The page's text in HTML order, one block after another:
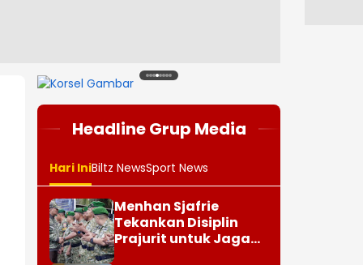
12345678
Headline Grup Media
Hari IniBiltz NewsSport News
Menhan Sjafrie
Tekankan Disiplin
Prajurit untuk Jaga